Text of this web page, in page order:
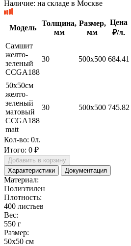
Наличие: на складе в Москве
Модель
Толщина,
мм
Размер,
мм
Цена
₽/л.
Самшит
желто-
зеленый
CCGA188
30 500x500 684.41
50x50см
желто-
зеленый
матовый
CCGA188
matt
30 500x500 745.82
Кол-во: 0л.
Итого: 0 ₽
Добавить в корзину
Характеристики
Документация
Материал:
Полиэтилен
Плотность:
400 листьев
Вес:
550 г
Размер:
50x50 см